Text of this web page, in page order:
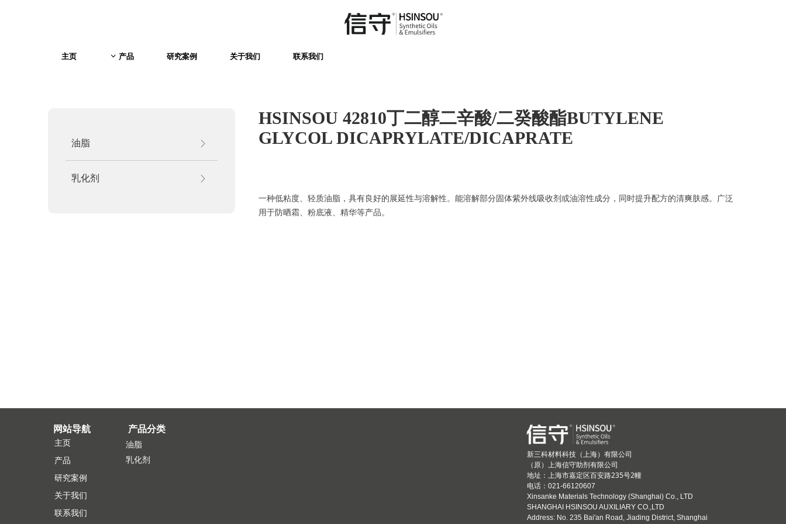
主页 ꀁ 产品 研究案例 关于我们 联系我们
HSINSOU 42810丁二醇二辛酸/二癸酸酯BUTYLENE
GLYCOL DICAPRYLATE/DICAPRATE
一种低粘度、轻质油脂，具有良好的展延性与溶解性。能溶解部分固体紫外线吸收剂或油溶性成分，同时提升配方的清爽肤感。广泛
用于防晒霜、粉底液、精华等产品。
油脂 ꁕ
乳化剂 ꁕ
主页
产品
研究案例
关于我们
联系我们
油脂
乳化剂
网站导航 产品分类
新三科材料科技（上海）有限公司
（原）上海信守助剂有限公司
地址： 上海市嘉定区百安路235号2幢
电话：021-66120607
Xinsanke Materials Technology (Shanghai) Co., LTD
SHANGHAI HSINSOU AUXILIARY CO.,LTD
Address: No. 235 Bai'an Road, Jiading District, Shanghai